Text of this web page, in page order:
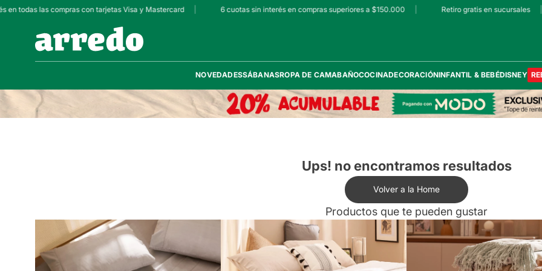
todas las compras con tarjetas Visa y Mastercard 6 cuotas sin interés en compras superiores a $150.000 Retiro gratis en sucursales
NOVEDADESSÁBANASROPA DE CAMABAÑOCOCINADECORACIÓNINFANTIL & BEBÉDISNEY
Ups! no encontramos resultados
Volver a la Home
Productos que te pueden gustar